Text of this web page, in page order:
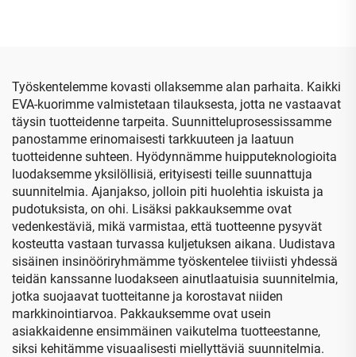
vaahtomuovilla
tarkoitetut kovakoteloiset
pussit ja kotelot
Työskentelemme kovasti ollaksemme alan parhaita. Kaikki
EVA-kuorimme valmistetaan tilauksesta, jotta ne vastaavat
täysin tuotteidenne tarpeita. Suunnitteluprosessissamme
panostamme erinomaisesti tarkkuuteen ja laatuun
tuotteidenne suhteen. Hyödynnämme huipputeknologioita
luodaksemme yksilöllisiä, erityisesti teille suunnattuja
suunnitelmia. Ajanjakso, jolloin piti huolehtia iskuista ja
pudotuksista, on ohi. Lisäksi pakkauksemme ovat
vedenkestäviä, mikä varmistaa, että tuotteenne pysyvät
kosteutta vastaan turvassa kuljetuksen aikana. Uudistava
sisäinen insinööriryhmämme työskentelee tiiviisti yhdessä
teidän kanssanne luodakseen ainutlaatuisia suunnitelmia,
jotka suojaavat tuotteitanne ja korostavat niiden
markkinointiarvoa. Pakkauksemme ovat usein
asiakkaidenne ensimmäinen vaikutelma tuotteestanne,
siksi kehitämme visuaalisesti miellyttäviä suunnitelmia.